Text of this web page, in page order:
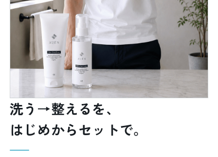
洗う→整えるを、
はじめからセットで。